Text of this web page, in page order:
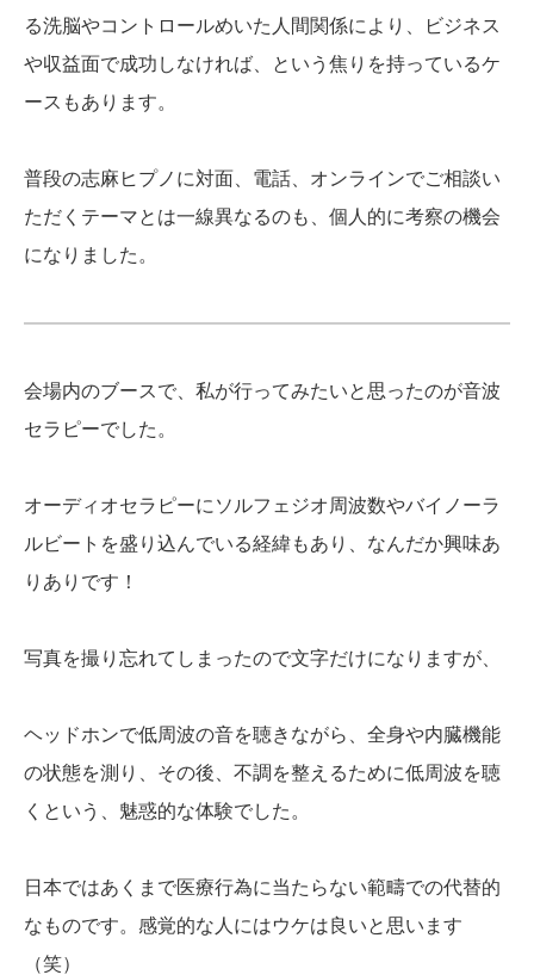
る洗脳やコントロールめいた人間関係により、ビジネス
や収益面で成功しなければ、という焦りを持っているケ
ースもあります。
普段の志麻ヒプノに対面、電話、オンラインでご相談い
ただくテーマとは一線異なるのも、個人的に考察の機会
になりました。
会場内のブースで、私が行ってみたいと思ったのが音波
セラピーでした。
オーディオセラピーにソルフェジオ周波数やバイノーラ
ルビートを盛り込んでいる経緯もあり、なんだか興味あ
りありです！
写真を撮り忘れてしまったので文字だけになりますが、
ヘッドホンで低周波の音を聴きながら、全身や内臓機能
の状態を測り、その後、不調を整えるために低周波を聴
くという、魅惑的な体験でした。
日本ではあくまで医療行為に当たらない範疇での代替的
なものです。感覚的な人にはウケは良いと思います
（笑）